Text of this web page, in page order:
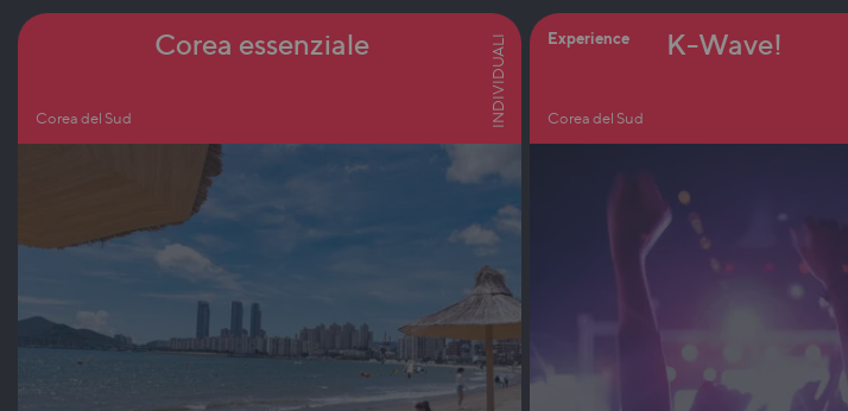
Corea del Sud
Corea essenziale INDIVIDUALI Experience
Corea del Sud
K-Wave!